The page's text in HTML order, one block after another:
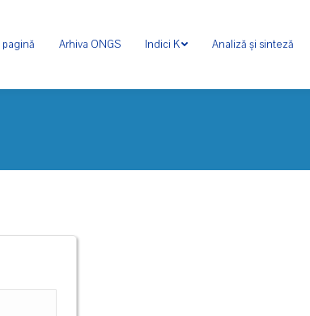
pagină Arhiva ONGS Indici K Analiză și sinteză